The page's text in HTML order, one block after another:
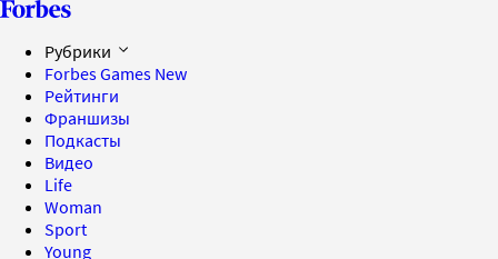
Рубрики
Forbes Games New
Рейтинги
Франшизы
Подкасты
Видео
Life
Woman
Sport
Young